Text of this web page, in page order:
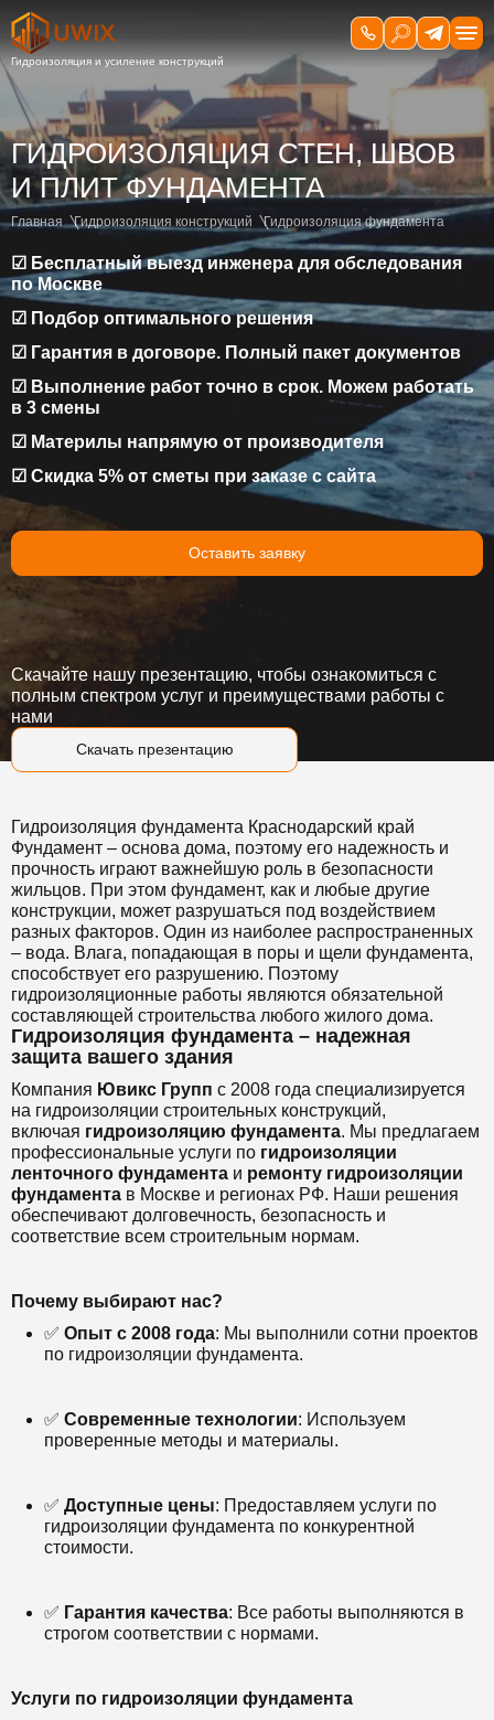
ГИДРОИЗОЛЯЦИЯ СТЕН, ШВОВ
И ПЛИТ ФУНДАМЕНТА
Главная Гидроизоляция конструкций Гидроизоляция фундамента
☑ Бесплатный выезд инженера для обследования
по Москве
☑ Подбор оптимального решения
☑ Гарантия в договоре. Полный пакет документов
☑ Выполнение работ точно в срок. Можем работать
в 3 смены
☑ Материлы напрямую от производителя
☑ Скидка 5% от сметы при заказе с сайта
Оставить заявку
Скачать презентацию
Скачайте нашу презентацию, чтобы ознакомиться с
полным спектром услуг и преимуществами работы с
нами
Гидроизоляция фундамента Краснодарский край
Фундамент – основа дома, поэтому его надежность и
прочность играют важнейшую роль в безопасности
жильцов. При этом фундамент, как и любые другие
конструкции, может разрушаться под воздействием
разных факторов. Один из наиболее распространенных
– вода. Влага, попадающая в поры и щели фундамента,
способствует его разрушению. Поэтому
гидроизоляционные работы являются обязательной
составляющей строительства любого жилого дома.
Гидроизоляция фундамента – надежная
защита вашего здания
Компания Ювикс Групп с 2008 года специализируется
на гидроизоляции строительных конструкций,
включая гидроизоляцию фундамента. Мы предлагаем
профессиональные услуги по гидроизоляции
ленточного фундамента и ремонту гидроизоляции
фундамента в Москве и регионах РФ. Наши решения
обеспечивают долговечность, безопасность и
соответствие всем строительным нормам.
Почему выбирают нас?
✅ Опыт с 2008 года: Мы выполнили сотни проектов
по гидроизоляции фундамента.
✅ Современные технологии: Используем
проверенные методы и материалы.
✅ Доступные цены: Предоставляем услуги по
гидроизоляции фундамента по конкурентной
стоимости.
✅ Гарантия качества: Все работы выполняются в
строгом соответствии с нормами.
Услуги по гидроизоляции фундамента